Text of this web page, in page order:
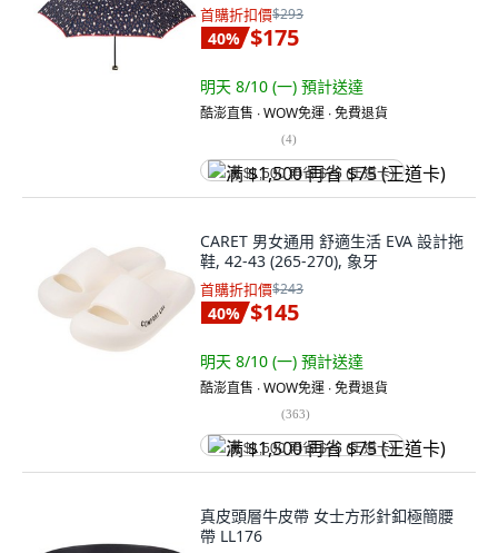
首購折扣價$293
40% $175
明天 8/10 (一) 預計送達
酷澎直售 ∙ WOW免運 ∙ 免費退貨
(4)
满 $1,500 再省 $75 (王道卡)
CARET 男女通用 舒適生活 EVA 設計拖
鞋, 42-43 (265-270), 象牙
首購折扣價$243
40% $145
明天 8/10 (一) 預計送達
酷澎直售 ∙ WOW免運 ∙ 免費退貨
(363)
满 $1,500 再省 $75 (王道卡)
真皮頭層牛皮帶 女士方形針釦極簡腰
帶 LL176